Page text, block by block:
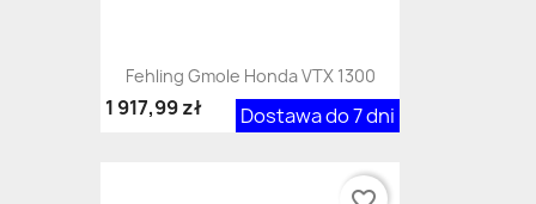
Fehling Gmole Honda VTX 1300
Dostawa do 7 dni
1 917,99 zł